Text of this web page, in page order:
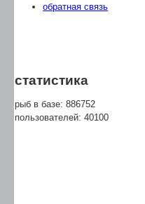
обратная связь
статистика
рыб в базе: 886752
пользователей: 40100